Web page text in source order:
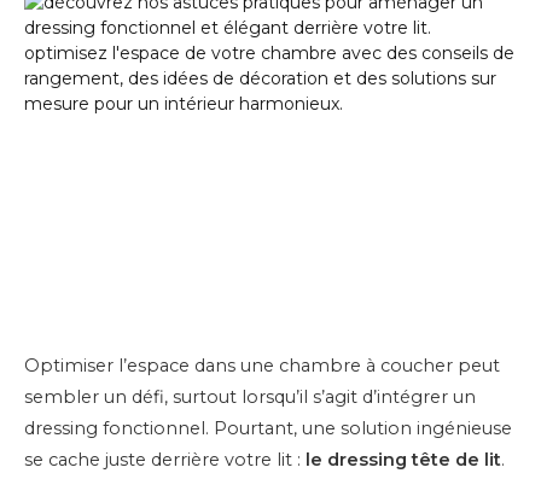
Optimiser l’espace dans une chambre à coucher peut
sembler un défi, surtout lorsqu’il s’agit d’intégrer un
dressing fonctionnel. Pourtant, une solution ingénieuse
se cache juste derrière votre lit : le dressing tête de lit.